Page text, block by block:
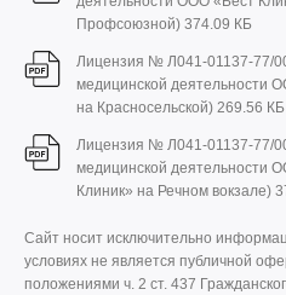
Профсоюзной) 374.09 КБ
Лицензия № Л041-01137-77/
медицинской деятельности
на Красносельской) 269.56 КБ
Лицензия № Л041-01137-77/
медицинской деятельности
Клиник» на Речном вокзале)
Сайт носит исключительно
условиях не является публичной
положениями ч. 2 ст. 437